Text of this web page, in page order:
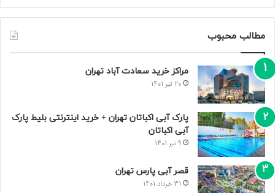
مطالب محبوب
مراکز خرید سعادت‌ آباد تهران
20 تیر 1401
پارک آبی اکباتان تهران + خرید اینترنتی بلیط پارک
آبی اکباتان
9 تیر 1401
قصر آبی پارس تهران
31 خرداد 1401